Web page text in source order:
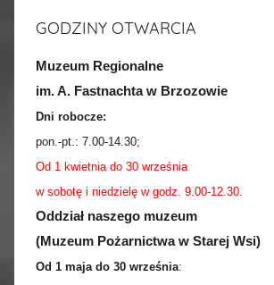
GODZINY OTWARCIA
Muzeum Regionalne
im. A. Fastnachta w Brzozowie
Dni robocze:
pon.-pt.: 7.00-14.30;
Od 1 kwietnia do 30 września
w sobotę i niedzielę w godz. 9.00-12.30.
Oddział naszego muzeum
(Muzeum Pożarnictwa w Starej Wsi)
Od 1 maja do 30 września: